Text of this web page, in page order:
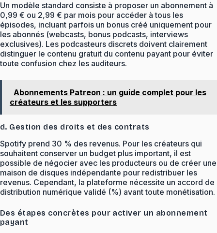
Un modèle standard consiste à proposer un abonnement à
0,99 € ou 2,99 € par mois pour accéder à tous les
épisodes, incluant parfois un bonus créé uniquement pour
les abonnés (webcasts, bonus podcasts, interviews
exclusives). Les podcasteurs discrets doivent clairement
distinguer le contenu gratuit du contenu payant pour éviter
toute confusion chez les auditeurs.
Abonnements Patreon : un guide complet pour les
créateurs et les supporters
d. Gestion des droits et des contrats
Spotify prend 30 % des revenus. Pour les créateurs qui
souhaitent conserver un budget plus important, il est
possible de négocier avec les producteurs ou de créer une
maison de disques indépendante pour redistribuer les
revenus. Cependant, la plateforme nécessite un accord de
distribution numérique validé (%) avant toute monétisation.
Des étapes concrètes pour activer un abonnement
payant